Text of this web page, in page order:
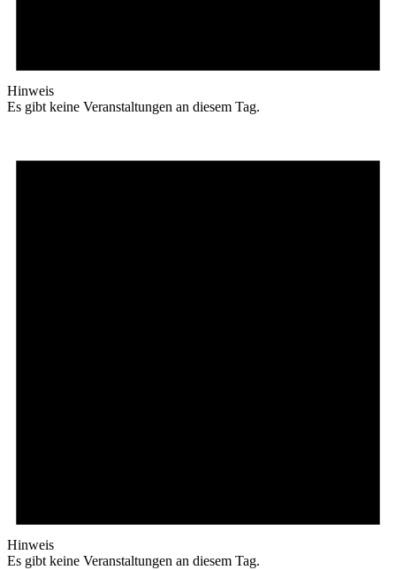
Hinweis
Es gibt keine Veranstaltungen an diesem Tag.
Hinweis
Es gibt keine Veranstaltungen an diesem Tag.